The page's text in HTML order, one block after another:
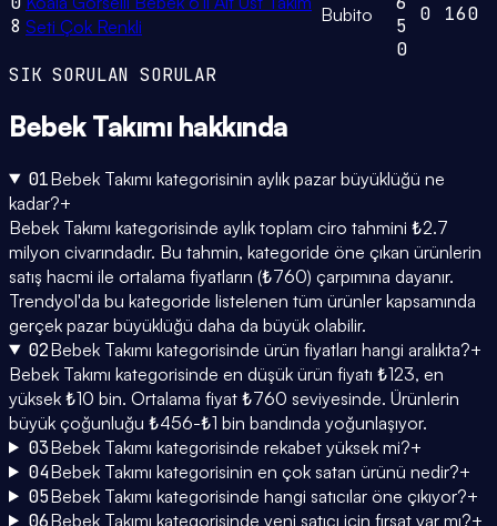
8 Seti Çok Renkli
Bubito
5
0
0 160
SIK SORULAN SORULAR
Bebek Takımı hakkında
01Bebek Takımı kategorisinin aylık pazar büyüklüğü ne
kadar?+
Bebek Takımı kategorisinde aylık toplam ciro tahmini ₺2.7
milyon civarındadır. Bu tahmin, kategoride öne çıkan ürünlerin
satış hacmi ile ortalama fiyatların (₺760) çarpımına dayanır.
Trendyol'da bu kategoride listelenen tüm ürünler kapsamında
gerçek pazar büyüklüğü daha da büyük olabilir.
02Bebek Takımı kategorisinde ürün fiyatları hangi aralıkta?+
Bebek Takımı kategorisinde en düşük ürün fiyatı ₺123, en
yüksek ₺10 bin. Ortalama fiyat ₺760 seviyesinde. Ürünlerin
büyük çoğunluğu ₺456-₺1 bin bandında yoğunlaşıyor.
03Bebek Takımı kategorisinde rekabet yüksek mi?+
04Bebek Takımı kategorisinin en çok satan ürünü nedir?+
05Bebek Takımı kategorisinde hangi satıcılar öne çıkıyor?+
06Bebek Takımı kategorisinde yeni satıcı için fırsat var mı?+